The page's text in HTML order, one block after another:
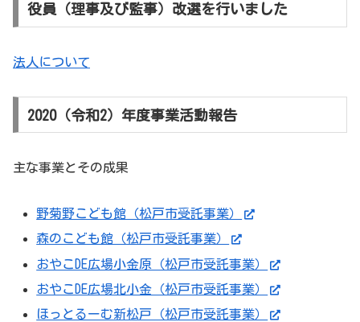
役員（理事及び監事）改選を行いました
法人について
2020（令和2）年度事業活動報告
主な事業とその成果
野菊野こども館（松戸市受託事業）
森のこども館（松戸市受託事業）
おやこDE広場小金原（松戸市受託事業）
おやこDE広場北小金（松戸市受託事業）
ほっとるーむ新松戸（松戸市受託事業）